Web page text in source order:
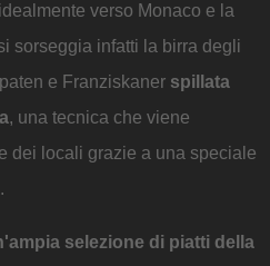
verso Monaco e la
sorseggia infatti la birra degli
e Franziskaner spillata
, una tecnica che viene
dei locali grazie a una speciale
selezione di piatti della